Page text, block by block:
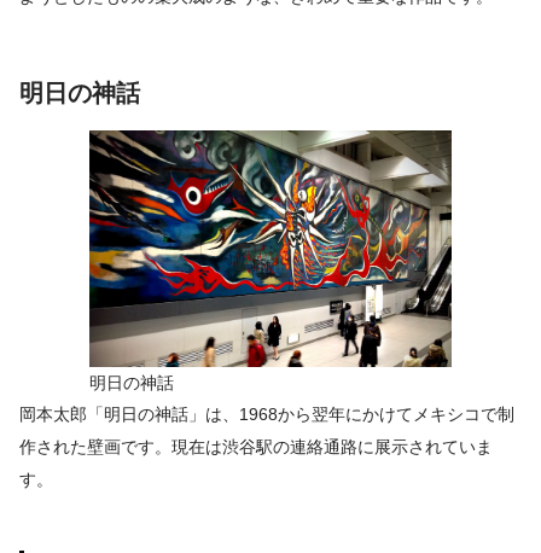
明日の神話
明日の神話
岡本太郎「明日の神話」は、1968から翌年にかけてメキシコで制
作された壁画です。現在は渋谷駅の連絡通路に展示されていま
す。